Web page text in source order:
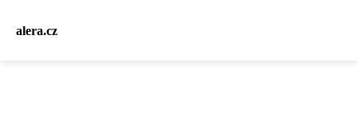
alera.cz